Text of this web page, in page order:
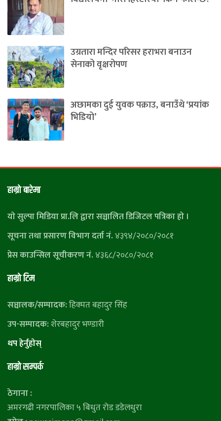
उग्रतारा मन्दिर परिसर हराभरा बनाउन
सेनाको वृक्षरोपण
अछामका दुई युवक पक्राउ, बनाउँथे ‘प्रयांक
भिडियो’
हाम्राे बारेमा
याे सुल्पा मिडिया प्रा.लि द्वारा सञ्चालित डिजिटल पत्रिका हाे ।
सूचना तथा प्रसारण विभाग दर्ता नं. ४३९४/२०८०/२०८१
प्रेस काउन्सिल सूचीकरण नं. ४३६८/२०८०/२०८१
हाम्राे टिम
सञ्चालक/सम्पादक:हिक्मत बहादुर सिंह
उप-सम्पादक:शेरबहादुर भण्डारी
थप हेर्नुहाेस्
हाम्राे सम्पर्क
ठेगाना :
अमरगढी नगरपालिका ५ बिधुत रोड डडेलधुरा